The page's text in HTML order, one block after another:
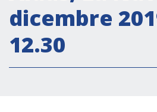
Borse di Studio
Partnership
dicembre
12.30